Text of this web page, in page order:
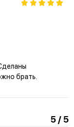
брать.
5 / 5